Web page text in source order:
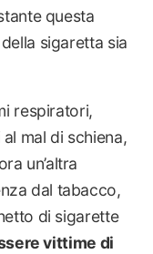
questa
sigaretta sia
respiratori,
mal di schiena,
un’altra
dal tabacco,
di sigarette
vittime di